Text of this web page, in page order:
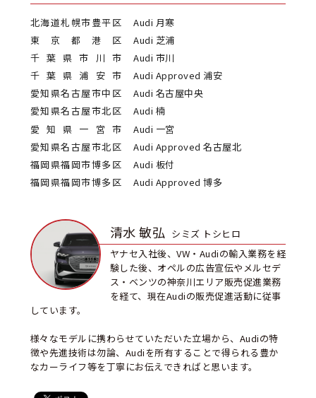
北海道札幌市豊平区
Audi 月寒
東京都港区
Audi 芝浦
千葉県市川市
Audi 市川
千葉県浦安市
Audi Approved 浦安
愛知県名古屋市中区
Audi 名古屋中央
愛知県名古屋市北区
Audi 楠
愛知県一宮市
Audi 一宮
愛知県名古屋市北区
Audi Approved 名古屋北
福岡県福岡市博多区
Audi 板付
福岡県福岡市博多区
Audi Approved 博多
清水 敏弘 シミズ トシヒロ
ヤナセ入社後、VW・Audiの輸入業務を経
験した後、オペルの広告宣伝やメルセデ
ス・ベンツの神奈川エリア販売促進業務
を経て、現在Audiの販売促進活動に従事
しています。
様々なモデルに携わらせていただいた立場から、Audiの特
徴や先進技術は勿論、Audiを所有することで得られる豊か
なカーライフ等を丁寧にお伝えできればと思います。